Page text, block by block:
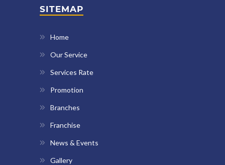
SITEMAP
Home
Our Service
Services Rate
Promotion
Branches
Franchise
News & Events
Gallery